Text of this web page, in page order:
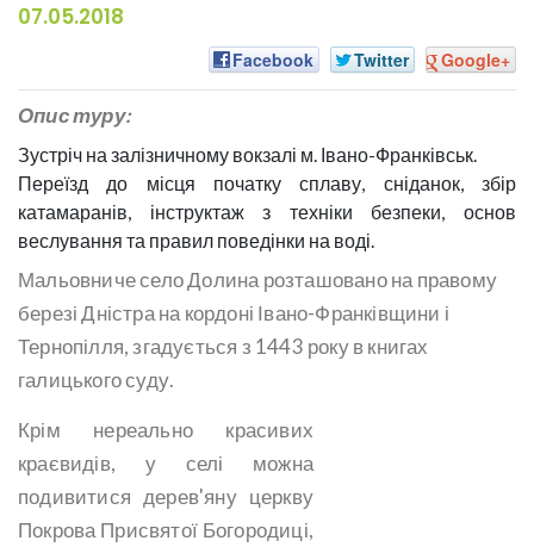
07.05.2018
Facebook Twitter Google+
Опис туру:
Зустріч на залізничному вокзалі м. Івано-Франківськ.
Переїзд до місця початку сплаву, сніданок, збір
катамаранів, інструктаж з техніки безпеки, основ
веслування та правил поведінки на воді.
Мальовниче село Долина розташовано на правому
березі Дністра на кордоні Івано-Франківщини і
Тернопілля, згадується з 1443 року в книгах
галицького суду.
Крім нереально красивих
краєвидів, у селі можна
подивитися дерев'яну церкву
Покрова Присвятої Богородиці,